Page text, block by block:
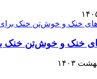
خنک و خوش‌تن خنک